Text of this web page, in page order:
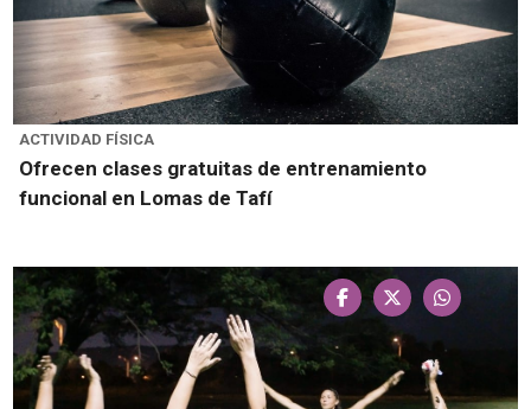
ACTIVIDAD FÍSICA
Ofrecen clases gratuitas de entrenamiento
funcional en Lomas de Tafí